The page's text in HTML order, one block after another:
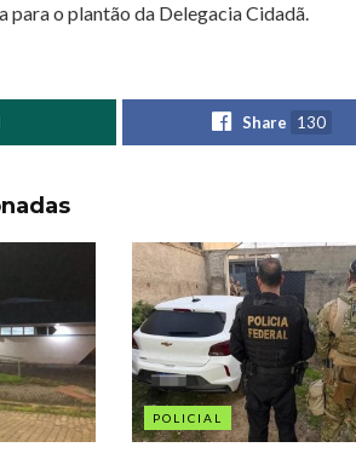
para o plantão da Delegacia Cidadã.
Share 130
POLICIAL